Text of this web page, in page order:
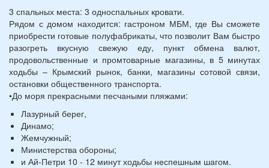
3 спальных места: 3 односпальных кровати.
Рядом с домом находится: гастроном МБМ, где Вы сможете
приобрести готовые полуфабрикаты, что позволит Вам быстро
разогреть вкусную свежую еду, пункт обмена валют,
продовольственные и промтоварные магазины, в 5 минутах
ходьбы – Крымский рынок, банки, магазины сотовой связи,
остановки общественного транспорта.
•До моря прекрасными песчаными пляжами:
Лазурный берег,
Динамо;
Жемчужный;
Министерства обороны;
и Ай-Петри 10 - 12 минут ходьбы неспешным шагом.